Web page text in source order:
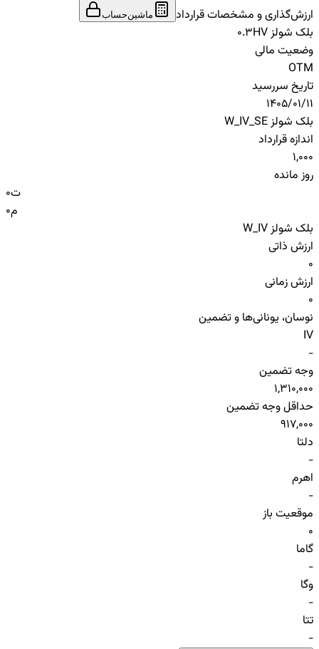
ارزش‌گذاری و مشخصات قرارداد
ماشین‌حساب
بلک شولز HV
0.3
وضعیت مالی
OTM
تاریخ سررسید
1405/01/11
بلک شولز W_IV_SE
اندازه قرارداد
1,000
روز مانده
0ت
0م
بلک شولز W_IV
ارزش ذاتی
0
ارزش زمانی
0
نوسان، یونانی‌ها و تضمین
IV
-
وجه تضمین
1,310,000
حداقل وجه تضمین
917,000
دلتا
-
اهرم
-
موقعیت باز
0
گاما
-
وگا
-
تتا
-